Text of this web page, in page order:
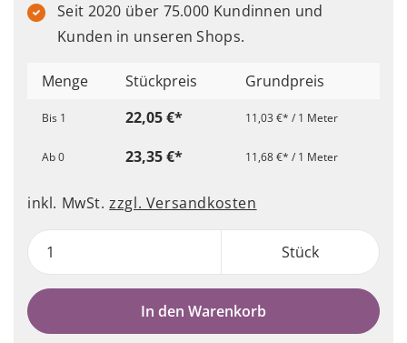
Seit 2020 über 75.000 Kundinnen und
Kunden in unseren Shops.
Menge Stückpreis Grundpreis
Bis 1 22,05 €* 11,03 €* / 1 Meter
Ab0 23,35 €* 11,68 €* / 1 Meter
inkl. MwSt.zzgl. Versandkosten
Stück
In den Warenkorb